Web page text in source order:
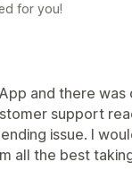
for you!
and there was
support
issue. I
all the best